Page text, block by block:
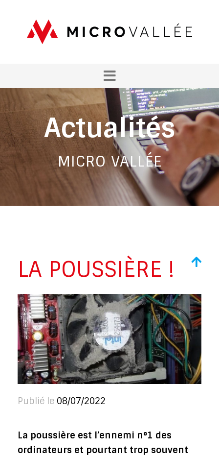
Actualités
MICRO VALLÉE
LA POUSSIÈRE !
Publié le 08/07/2022
La poussière est l’ennemi n°1 des
ordinateurs et pourtant trop souvent